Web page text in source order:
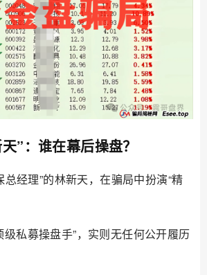
”：谁在幕后操盘？
总经理”的林新天，在骗局中扮演“精
级私募操盘手”，实则无任何公开履历